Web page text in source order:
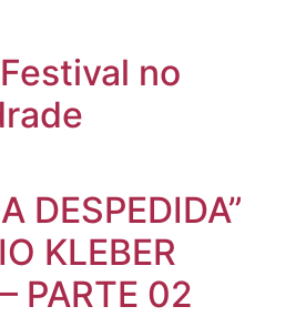
no
DESPEDIDA”
KLEBER
PARTE 02